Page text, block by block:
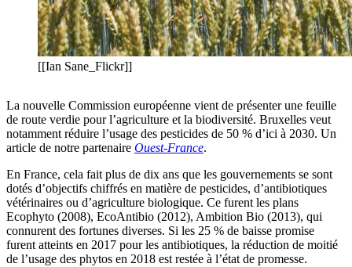
[[Ian Sane_Flickr]]
La nouvelle Commission européenne vient de présenter une feuille
de route verdie pour l’agriculture et la biodiversité. Bruxelles veut
notamment réduire l’usage des pesticides de 50 % d’ici à 2030. Un
article de notre partenaire Ouest-France.
En France, cela fait plus de dix ans que les gouvernements se sont
dotés d’objectifs chiffrés en matière de pesticides, d’antibiotiques
vétérinaires ou d’agriculture biologique. Ce furent les plans
Ecophyto (2008), EcoAntibio (2012), Ambition Bio (2013), qui
connurent des fortunes diverses. Si les 25 % de baisse promise
furent atteints en 2017 pour les antibiotiques, la réduction de moitié
de l’usage des phytos en 2018 est restée à l’état de promesse.